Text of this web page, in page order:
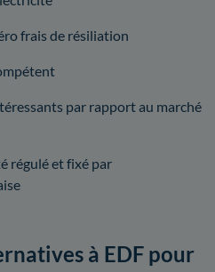
frais de résiliation
par rapport au marché
régulé et fixé par
à EDF pour